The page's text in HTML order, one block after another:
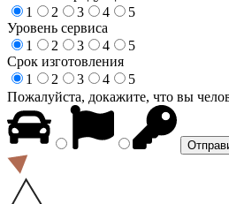
1
2 3 4
5
Уровень сервиса
1
2 3 4
5
Срок изготовления
1
2 3 4
5
Пожалуйста, докажите, что вы